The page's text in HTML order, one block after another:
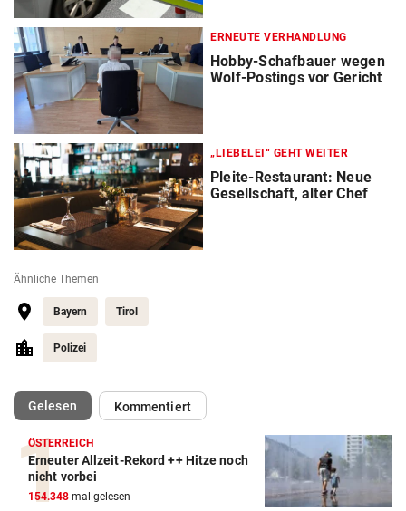
ERNEUTE VERHANDLUNG
Hobby-Schafbauer wegen
Wolf-Postings vor Gericht
„LIEBELEI“ GEHT WEITER
Pleite-Restaurant: Neue
Gesellschaft, alter Chef
Ähnliche Themen
Bayern Tirol
Polizei
Gelesen(ausgewählt)Kommentiert
ÖSTERREICH
Erneuter Allzeit-Rekord ++ Hitze noch
nicht vorbei
154.348 mal gelesen